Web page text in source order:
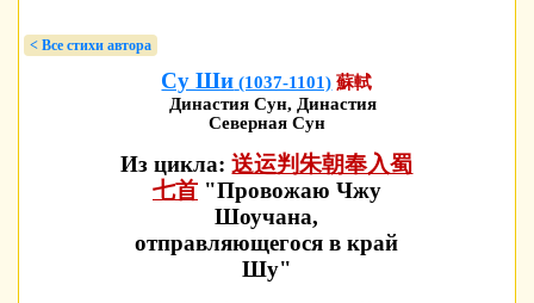
< Bсе стихи автора
Су Ши (1037-1101) 蘇軾
Династия Сун, Династия
Северная Сун
Из цикла:送运判朱朝奉入蜀
七首 "Провожаю Чжу
Шоучана,
отправляющегося в край
Шу"